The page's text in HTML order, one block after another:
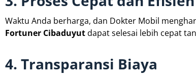
Waktu Anda berharga, dan Dokter Mobil
Fortuner Cibaduyutdapat selesai lebih cepat
4. Transparansi Biaya